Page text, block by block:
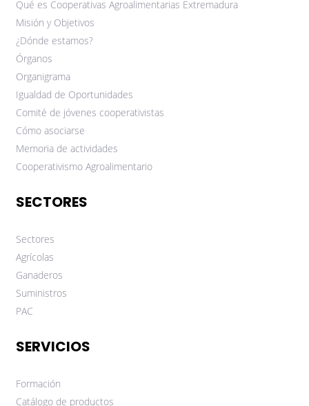
Qué es Cooperativas Agroalimentarias Extremadura
Misión y Objetivos
¿Dónde estamos?
Órganos
Organigrama
Igualdad de Oportunidades
Comité de jóvenes cooperativistas
Cómo asociarse
Memoria de actividades
Cooperativismo Agroalimentario
SECTORES
Sectores
Agrícolas
Ganaderos
Suministros
PAC
SERVICIOS
Formación
Catálogo de productos